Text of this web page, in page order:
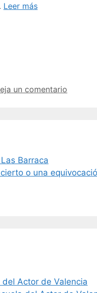
Leer más
un comentario
Barraca
o una
Actor de Valencia